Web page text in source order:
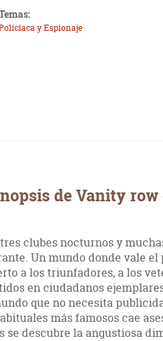
y Espionaje
de Vanity
clubes nocturnos y
Un mundo donde vale
a los triunfadores, a los
en ciudadanos
que no necesita
más famosos cae
se descubre la angustiosa